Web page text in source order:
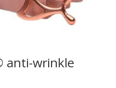
anti-wrinkle